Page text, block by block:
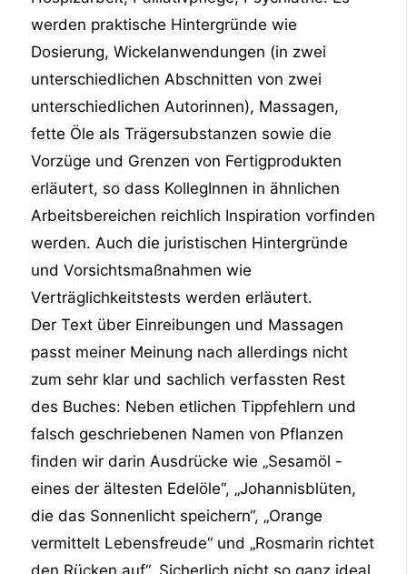
werden praktische Hintergründe wie
Dosierung, Wickelanwendungen (in zwei
unterschiedlichen Abschnitten von zwei
unterschiedlichen Autorinnen), Massagen,
fette Öle als Trägersubstanzen sowie die
Vorzüge und Grenzen von Fertigprodukten
erläutert, so dass KollegInnen in ähnlichen
Arbeitsbereichen reichlich Inspiration vorfinden
werden. Auch die juristischen Hintergründe
und Vorsichtsmaßnahmen wie
Verträglichkeitstests werden erläutert.
Der Text über Einreibungen und Massagen
passt meiner Meinung nach allerdings nicht
zum sehr klar und sachlich verfassten Rest
des Buches: Neben etlichen Tippfehlern und
falsch geschriebenen Namen von Pflanzen
finden wir darin Ausdrücke wie „Sesamöl -
eines der ältesten Edelöle“, „Johannisblüten,
die das Sonnenlicht speichern“, „Orange
vermittelt Lebensfreude“ und „Rosmarin richtet
den Rücken auf“. Sicherlich nicht so ganz ideal,